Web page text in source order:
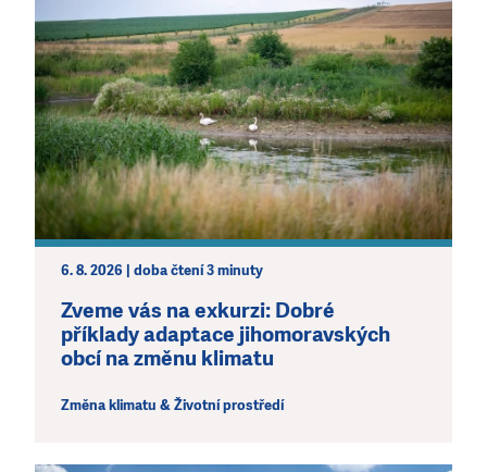
6. 8. 2026 | doba čtení 3 minuty
Zveme vás na exkurzi: Dobré
příklady adaptace jihomoravských
obcí na změnu klimatu
Změna klimatu & Životní prostředí